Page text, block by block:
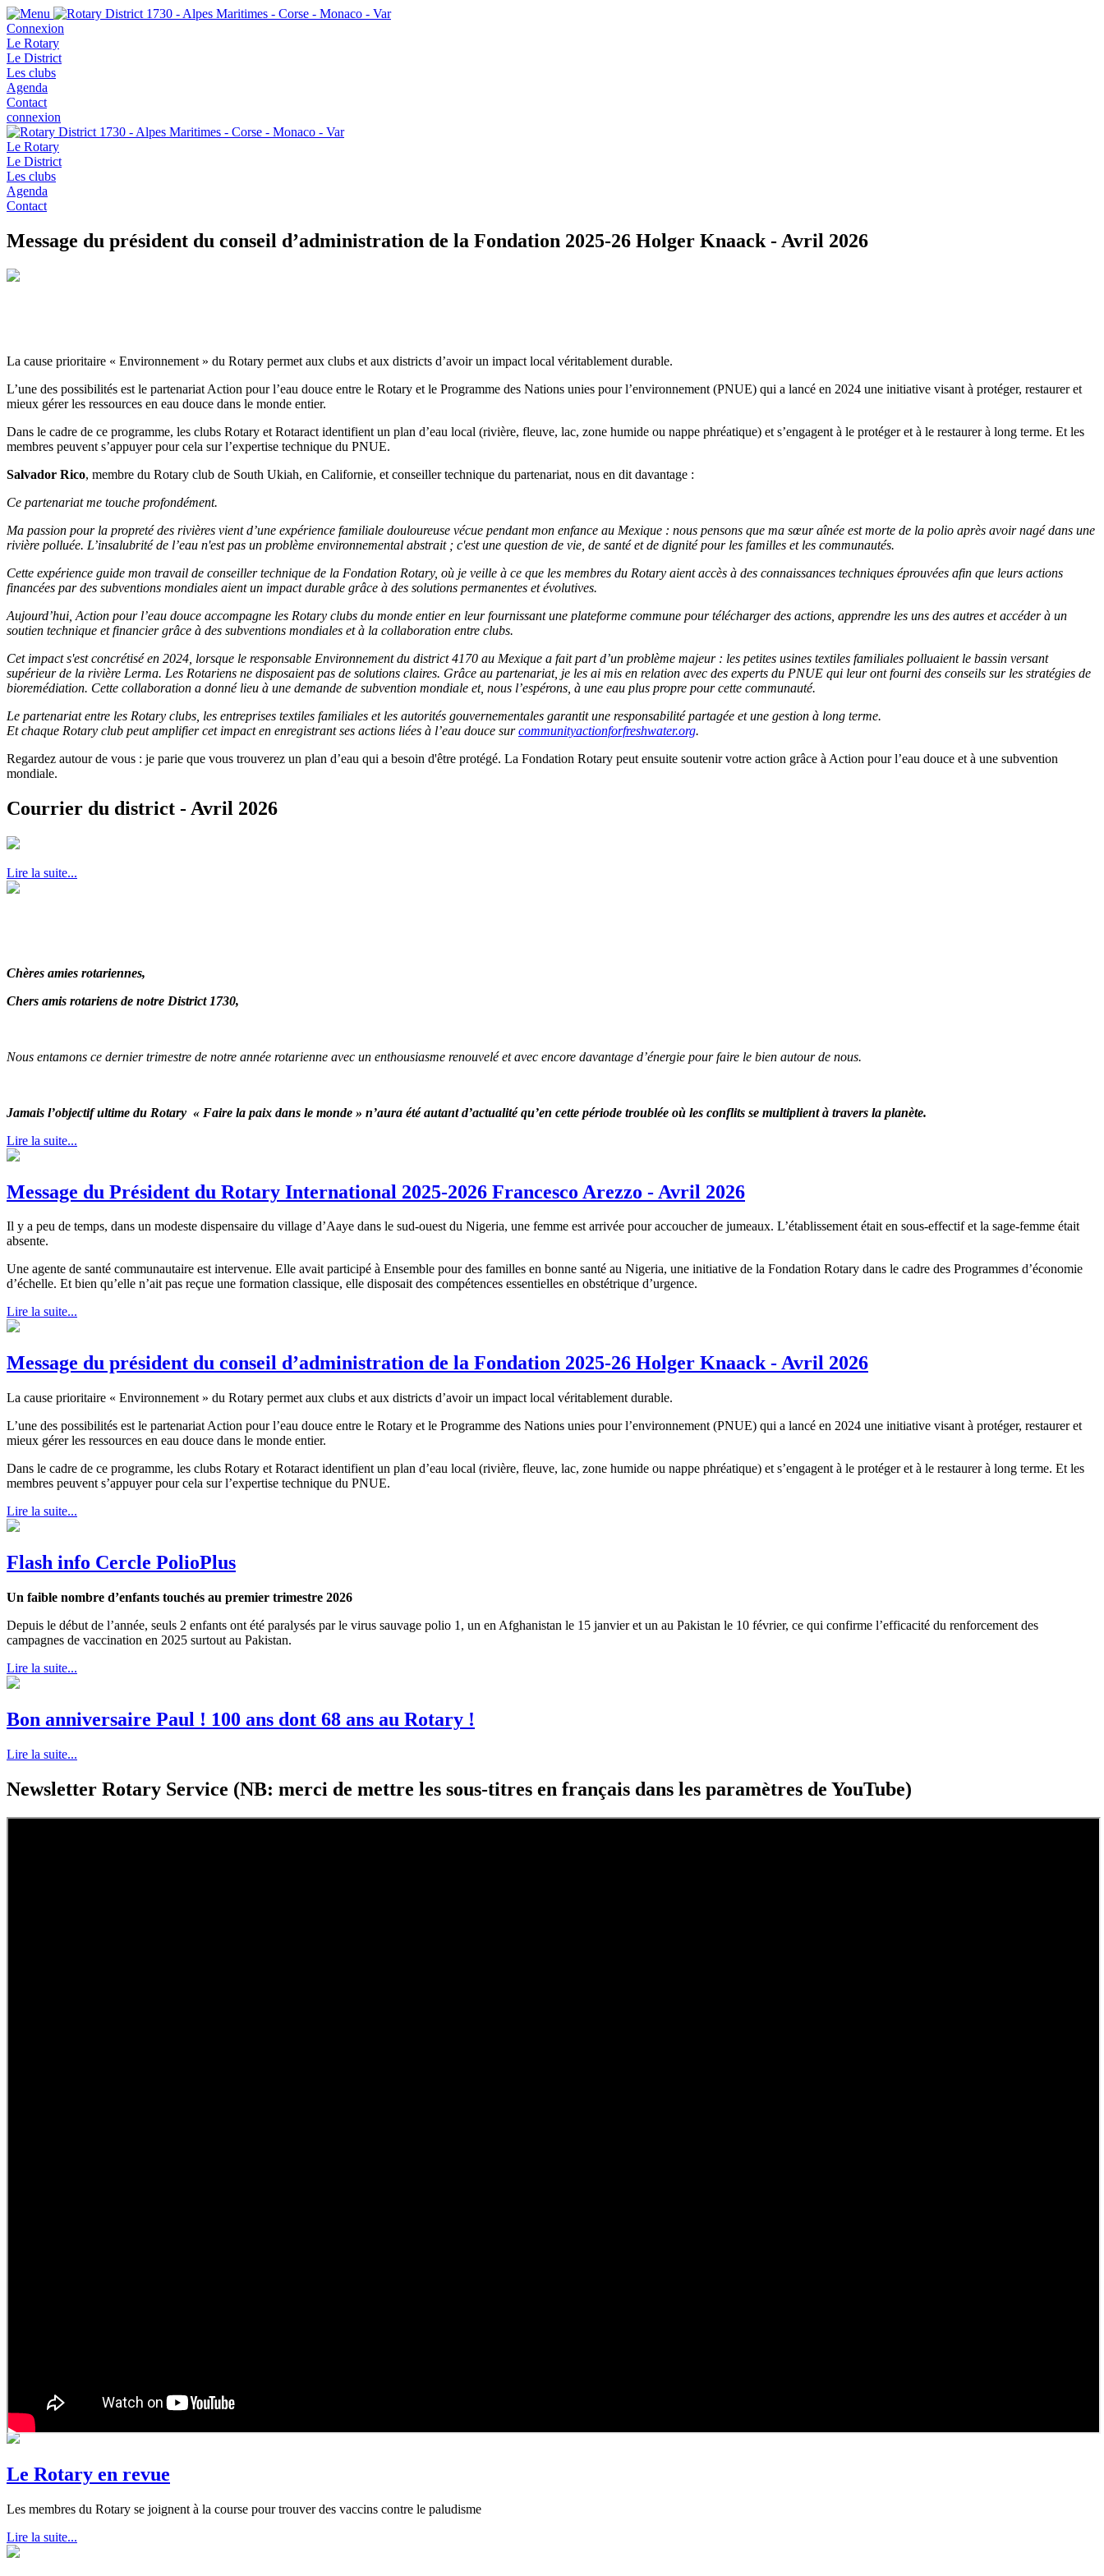
Connexion
Le Rotary
Le District
Les clubs
Agenda
Contact
connexion
Le Rotary
Le District
Les clubs
Agenda
Contact
Message du président du conseil d’administration de la Fondation 2025-26 Holger Knaack - Avril 2026
La cause prioritaire « Environnement » du Rotary permet aux clubs et aux districts d’avoir un impact local véritablement durable.
L’une des possibilités est le partenariat Action pour l’eau douce entre le Rotary et le Programme des Nations unies pour l’environnement (PNUE) qui a lancé en 2024 une initiative visant à protéger, restaurer et
mieux gérer les ressources en eau douce dans le monde entier.
Dans le cadre de ce programme, les clubs Rotary et Rotaract identifient un plan d’eau local (rivière, fleuve, lac, zone humide ou nappe phréatique) et s’engagent à le protéger et à le restaurer à long terme. Et les
membres peuvent s’appuyer pour cela sur l’expertise technique du PNUE.
Salvador Rico, membre du Rotary club de South Ukiah, en Californie, et conseiller technique du partenariat, nous en dit davantage :
Ce partenariat me touche profondément.
Ma passion pour la propreté des rivières vient d’une expérience familiale douloureuse vécue pendant mon enfance au Mexique : nous pensons que ma sœur aînée est morte de la polio après avoir nagé dans une
rivière polluée. L’insalubrité de l’eau n'est pas un problème environnemental abstrait ; c'est une question de vie, de santé et de dignité pour les familles et les communautés.
Cette expérience guide mon travail de conseiller technique de la Fondation Rotary, où je veille à ce que les membres du Rotary aient accès à des connaissances techniques éprouvées afin que leurs actions
financées par des subventions mondiales aient un impact durable grâce à des solutions permanentes et évolutives.
Aujourd’hui, Action pour l’eau douce accompagne les Rotary clubs du monde entier en leur fournissant une plateforme commune pour télécharger des actions, apprendre les uns des autres et accéder à un
soutien technique et financier grâce à des subventions mondiales et à la collaboration entre clubs.
Cet impact s'est concrétisé en 2024, lorsque le responsable Environnement du district 4170 au Mexique a fait part d’un problème majeur : les petites usines textiles familiales polluaient le bassin versant
supérieur de la rivière Lerma. Les Rotariens ne disposaient pas de solutions claires. Grâce au partenariat, je les ai mis en relation avec des experts du PNUE qui leur ont fourni des conseils sur les stratégies de
bioremédiation. Cette collaboration a donné lieu à une demande de subvention mondiale et, nous l’espérons, à une eau plus propre pour cette communauté.
Le partenariat entre les Rotary clubs, les entreprises textiles familiales et les autorités gouvernementales garantit une responsabilité partagée et une gestion à long terme.
Et chaque Rotary club peut amplifier cet impact en enregistrant ses actions liées à l’eau douce surcommunityactionforfreshwater.org.
Regardez autour de vous : je parie que vous trouverez un plan d’eau qui a besoin d'être protégé. La Fondation Rotary peut ensuite soutenir votre action grâce à Action pour l’eau douce et à une subvention
mondiale.
Courrier du district - Avril 2026
Lire la suite...
Chères amies rotariennes,
Chers amis rotariens de notre District 1730,
Nous entamons ce dernier trimestre de notre année rotarienne avec un enthousiasme renouvelé et avec encore davantage d’énergie pour faire le bien autour de nous.
Jamais l’objectif ultime du Rotary « Faire la paix dans le monde » n’aura été autant d’actualité qu’en cette période troublée où les conflits se multiplient à travers la planète.
Lire la suite...
Message du Président du Rotary International 2025-2026 Francesco Arezzo - Avril 2026
Il y a peu de temps, dans un modeste dispensaire du village d’Aaye dans le sud-ouest du Nigeria, une femme est arrivée pour accoucher de jumeaux. L’établissement était en sous-effectif et la sage-femme était
absente.
Une agente de santé communautaire est intervenue. Elle avait participé à Ensemble pour des familles en bonne santé au Nigeria, une initiative de la Fondation Rotary dans le cadre des Programmes d’économie
d’échelle. Et bien qu’elle n’ait pas reçue une formation classique, elle disposait des compétences essentielles en obstétrique d’urgence.
Lire la suite...
Message du président du conseil d’administration de la Fondation 2025-26 Holger Knaack - Avril 2026
La cause prioritaire « Environnement » du Rotary permet aux clubs et aux districts d’avoir un impact local véritablement durable.
L’une des possibilités est le partenariat Action pour l’eau douce entre le Rotary et le Programme des Nations unies pour l’environnement (PNUE) qui a lancé en 2024 une initiative visant à protéger, restaurer et
mieux gérer les ressources en eau douce dans le monde entier.
Dans le cadre de ce programme, les clubs Rotary et Rotaract identifient un plan d’eau local (rivière, fleuve, lac, zone humide ou nappe phréatique) et s’engagent à le protéger et à le restaurer à long terme. Et les
membres peuvent s’appuyer pour cela sur l’expertise technique du PNUE.
Lire la suite...
Flash info Cercle PolioPlus
Un faible nombre d’enfants touchés au premier trimestre 2026
Depuis le début de l’année, seuls 2 enfants ont été paralysés par le virus sauvage polio 1, un en Afghanistan le 15 janvier et un au Pakistan le 10 février, ce qui confirme l’efficacité du renforcement des
campagnes de vaccination en 2025 surtout au Pakistan.
Lire la suite...
Bon anniversaire Paul ! 100 ans dont 68 ans au Rotary !
Lire la suite...
Newsletter Rotary Service (NB: merci de mettre les sous-titres en français dans les paramètres de YouTube)
Le Rotary en revue
Les membres du Rotary se joignent à la course pour trouver des vaccins contre le paludisme
Lire la suite...